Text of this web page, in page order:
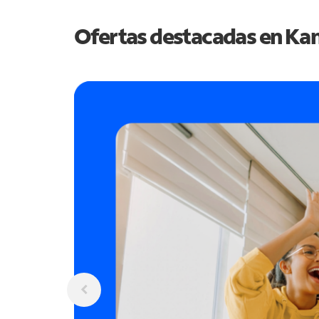
Ofertas destacadas en